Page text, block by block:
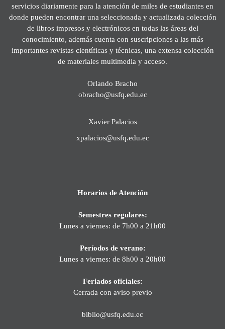
servicios diariamente para la atención de miles de estudiantes en
donde pueden encontrar una seleccionada y actualizada colección
de libros impresos y electrónicos en todas las áreas del
conocimiento, además cuenta con suscripciones a las más
importantes revistas científicas y técnicas, una extensa colección
de materiales multimedia y acceso.
Orlando Bracho
obracho@usfq.edu.ec
Xavier Palacios
xpalacios@usfq.edu.ec
Horarios de Atención
Semestres regulares:
Lunes a viernes: de 7h00 a 21h00
Períodos de verano:
Lunes a viernes: de 8h00 a 20h00
Feriados oficiales:
Cerrada con aviso previo
biblio@usfq.edu.ec